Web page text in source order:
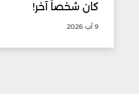
كان شخصاً آخر!
9 آب 2026